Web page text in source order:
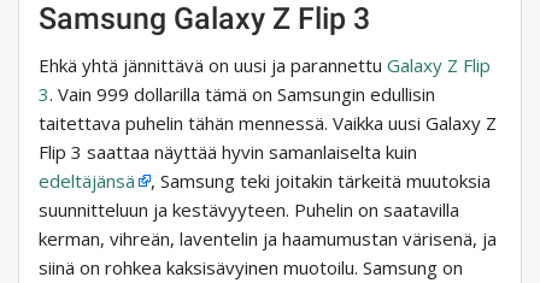
Samsung Galaxy Z Flip 3
Ehkä yhtä jännittävä on uusi ja parannettu Galaxy Z Flip
3. Vain 999 dollarilla tämä on Samsungin edullisin
taitettava puhelin tähän mennessä. Vaikka uusi Galaxy Z
Flip 3 saattaa näyttää hyvin samanlaiselta kuin
edeltäjänsä
, Samsung teki joitakin tärkeitä muutoksia
suunnitteluun ja kestävyyteen. Puhelin on saatavilla
kerman, vihreän, laventelin ja haamumustan värisenä, ja
siinä on rohkea kaksisävyinen muotoilu. Samsung on